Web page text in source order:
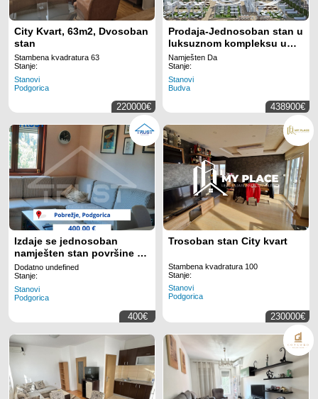
City Kvart, 63m2, Dvosoban
stan
Stambena kvadratura 63
Stanje:
Stanovi
Podgorica
220000€
Prodaja-Jednosoban stan u
luksuznom kompleksu u
centru Budve
Namješten Da
Stanje:
Stanovi
Budva
438900€
Izdaje se jednosoban
namješten stan površine 37
m!
Dodatno undefined
Stanje:
Stanovi
Podgorica
400€
Trosoban stan City kvart
Stambena kvadratura 100
Stanje:
Stanovi
Podgorica
230000€